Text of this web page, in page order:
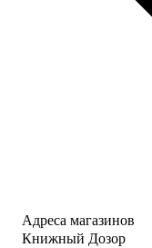
Адреса магазинов
Книжный Дозор